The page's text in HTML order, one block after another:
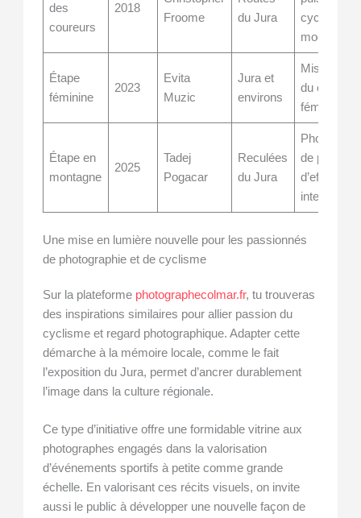
des
coureurs
2018
Froome
du Jura
cyclisme
moderne
Étape
féminine
2023
Evita
Muzic
Jura et
environs
Mise en
du
féminin
Étape en
montagne
2025
Tadej
Pogacar
Reculées
du Jura
de
d’efforts
intenses
Une mise en lumière nouvelle pour les passionnés
de photographie et de cyclisme
Sur la plateforme photographecolmar.fr, tu trouveras
des inspirations similaires pour allier passion du
cyclisme et regard photographique. Adapter cette
démarche à la mémoire locale, comme le fait
l’exposition du Jura, permet d’ancrer durablement
l’image dans la culture régionale.
Ce type d’initiative offre une formidable vitrine aux
photographes engagés dans la valorisation
d’événements sportifs à petite comme grande
échelle. En valorisant ces récits visuels, on invite
aussi le public à développer une nouvelle façon de